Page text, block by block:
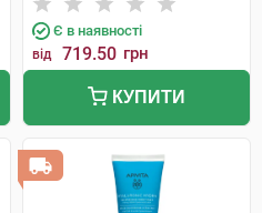
Є в наявності
від 719.50 грн
КУПИТИ